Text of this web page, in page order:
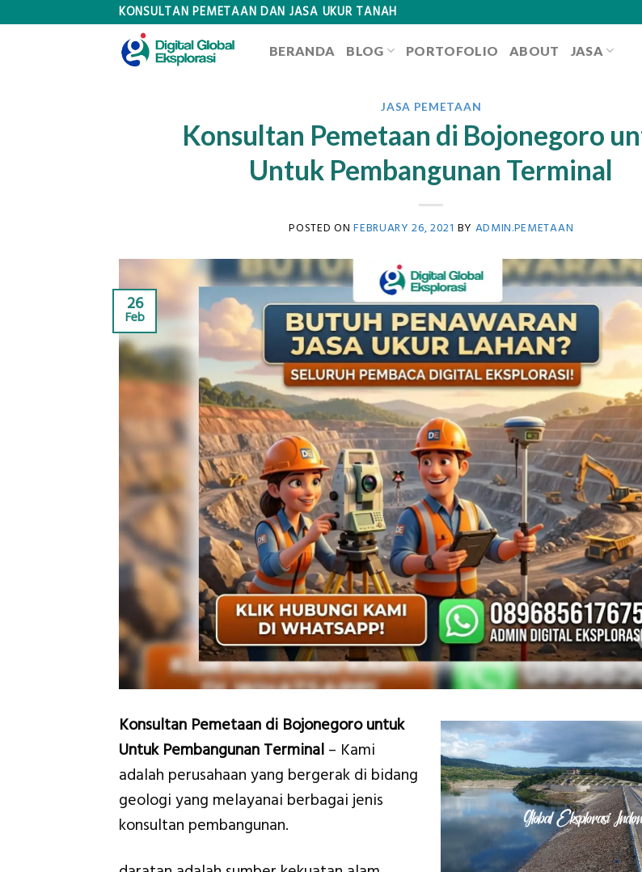
KONSULTAN PEMETAAN DAN JASA UKUR TANAH
BERANDA BLOG PORTOFOLIO ABOUT JASA
JASA PEMETAAN
Konsultan Pemetaan di Bojonegoro
Untuk Pembangunan Terminal
POSTED ONFEBRUARY 26, 2021 BY ADMIN.PEMETAAN
26
Feb
Konsultan Pemetaan di Bojonegoro untuk
Untuk Pembangunan Terminal – Kami
adalah perusahaan yang bergerak di bidang
geologi yang melayanai berbagai jenis
konsultan pembangunan.